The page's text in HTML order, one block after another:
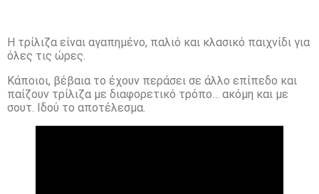
Η τρίλιζα είναι αγαπημένο, παλιό και κλασικό παιχνίδι για
όλες τις ώρες.
Κάποιοι, βέβαια το έχουν περάσει σε άλλο επίπεδο και
παίζουν τρίλιζα με διαφορετικό τρόπο… ακόμη και με
σουτ. Ιδού το αποτέλεσμα.